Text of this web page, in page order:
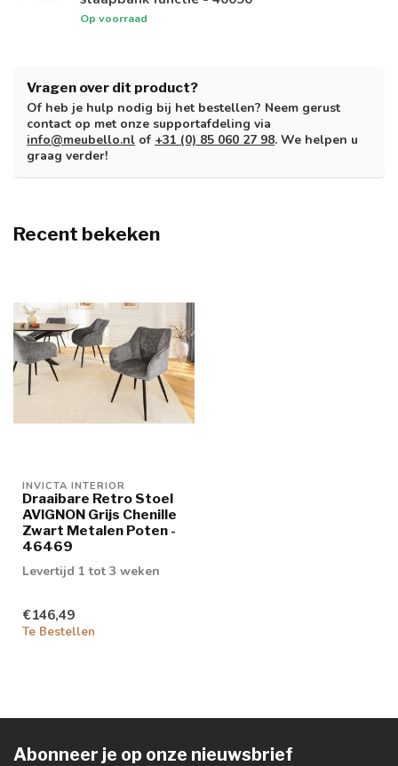
Op voorraad
Vragen over dit product?
Of heb je hulp nodig bij het bestellen? Neem gerust
contact op met onze supportafdeling via
info@meubello.nl of +31 (0) 85 060 27 98. We helpen u
graag verder!
Recent bekeken
INVICTA INTERIOR
Draaibare Retro Stoel
AVIGNON Grijs Chenille
Zwart Metalen Poten -
46469
Levertijd 1 tot 3 weken
€146,49
Te Bestellen
Abonneer je op onze nieuwsbrief